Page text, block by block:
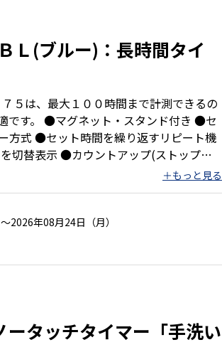
Ｌ(ブルー)：長時間タイ
５は、最大１００時間まで計測できるの
です。 ●マグネット・スタンド付き ●セ
方式 ●セット時間を繰り返すリピート機
切替表示 ●カウントアップ(ストップウ
2026年08月24日（月）
ータッチタイマー「手洗い